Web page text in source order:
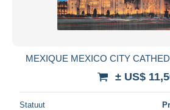
MEXIQUE MEXICO CITY
± US$
Statuut